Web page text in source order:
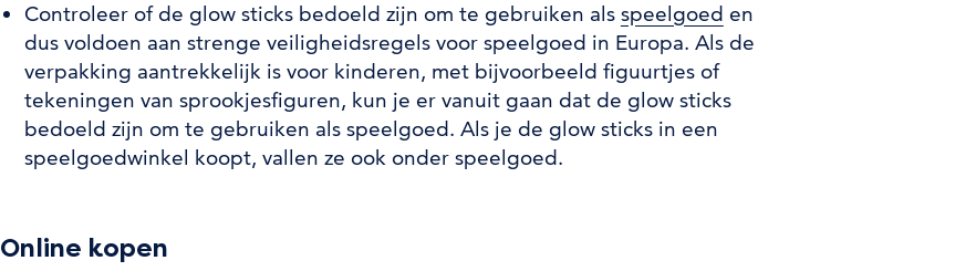
Controleer of de glow sticks bedoeld zijn om te gebruiken als speelgoed en
dus voldoen aan strenge veiligheidsregels voor speelgoed in Europa. Als de
verpakking aantrekkelijk is voor kinderen, met bijvoorbeeld figuurtjes of
tekeningen van sprookjesfiguren, kun je er vanuit gaan dat de glow sticks
bedoeld zijn om te gebruiken als speelgoed. Als je de glow sticks in een
speelgoedwinkel koopt, vallen ze ook onder speelgoed.
Online kopen